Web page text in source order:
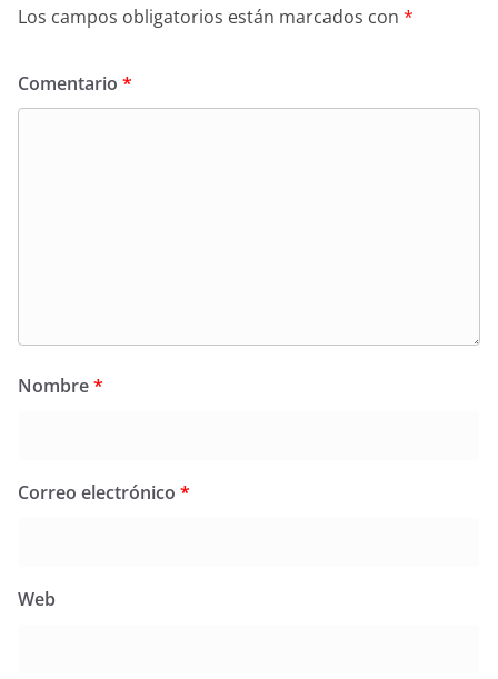
Los campos obligatorios están marcados con *
Comentario *
Nombre*
Correo electrónico *
Web